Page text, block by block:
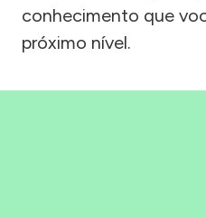
conhecimento que
próximo nível.